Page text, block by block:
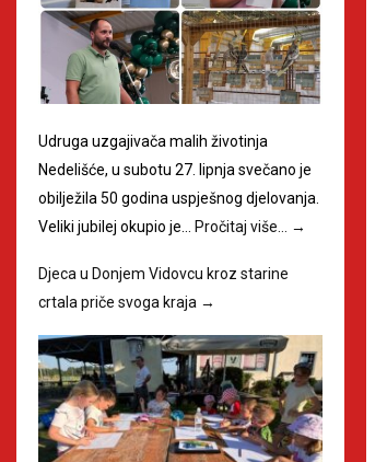
Udruga uzgajivača malih životinja
Nedelišće, u subotu 27. lipnja svečano je
obilježila 50 godina uspješnog djelovanja.
Veliki jubilej okupio je… Pročitaj više… →
Djeca u Donjem Vidovcu kroz starine
crtala priče svoga kraja →